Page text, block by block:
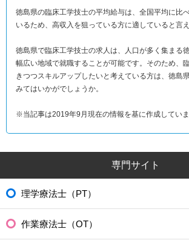
徳島県の臨床工学技士の平均給与は、全国平均に比
いるため、高収入を狙っている方に適していると言
徳島県で臨床工学技士の求人は、人口が多く集まる
幅広い地域で就職することが可能です。そのため、
きつつスキルアップしたいと考えている方は、徳島
みてはいかがでしょうか。
※当記事は2019年9月現在の情報を基に作成してい
専門サイト
理学療法士（PT）
作業療法士（OT）